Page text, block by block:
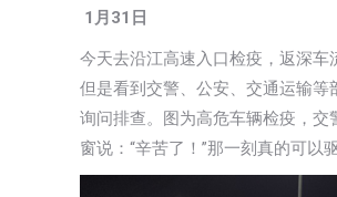
1月31日
今天去沿江高速入口检疫，返深车
但是看到交警、公安、交通运输
询问排查。图为高危车辆检疫，
窗说：“辛苦了！”那一刻真的可以